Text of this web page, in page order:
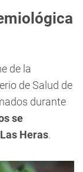
de la
de Salud de
durante
se
Heras.